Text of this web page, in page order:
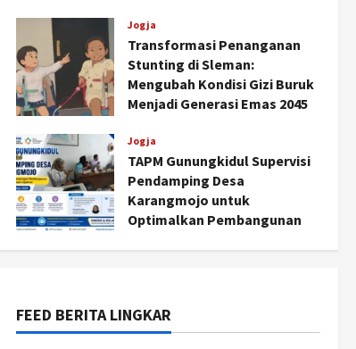
Jogja
Transformasi Penanganan
Stunting di Sleman:
Mengubah Kondisi Gizi Buruk
Menjadi Generasi Emas 2045
Jogja
TAPM Gunungkidul Supervisi
Pendamping Desa
Karangmojo untuk
Optimalkan Pembangunan
FEED BERITA LINGKARYogyakarta Digelar 2 Bulan,
Fokus pada UMKM dan Wisata